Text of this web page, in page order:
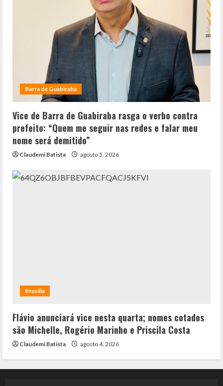
Barra de Guabiraba
Vice de Barra de Guabiraba rasga o verbo contra
prefeito: “Quem me seguir nas redes e falar meu
nome será demitido”
Claudemi Batista agosto 5, 2026
Brasília
Flávio anunciará vice nesta quarta; nomes cotados
são Michelle, Rogério Marinho e Priscila Costa
Claudemi Batista agosto 4, 2026